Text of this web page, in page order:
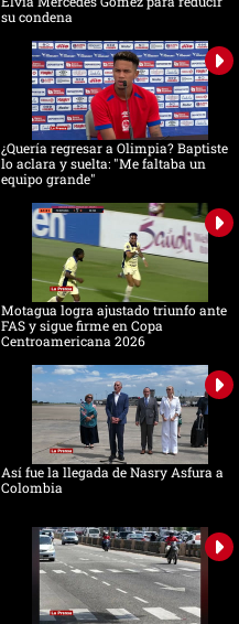
su condena
¿Quería regresar a Olimpia? Baptiste
lo aclara y suelta: "Me faltaba un
equipo grande"
Motagua logra ajustado triunfo ante
FAS y sigue firme en Copa
Centroamericana 2026
Así fue la llegada de Nasry Asfura a
Colombia